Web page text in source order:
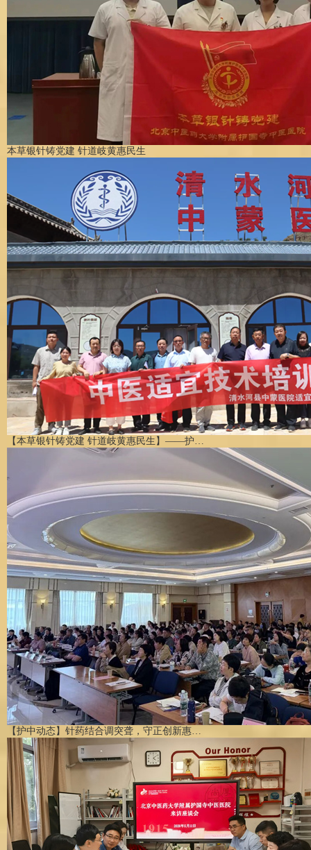
本草银针铸党建 针道岐黄惠民生
【本草银针铸党建 针道岐黄惠民生】——护…
【护中动态】针药结合调突聋，守正创新惠…